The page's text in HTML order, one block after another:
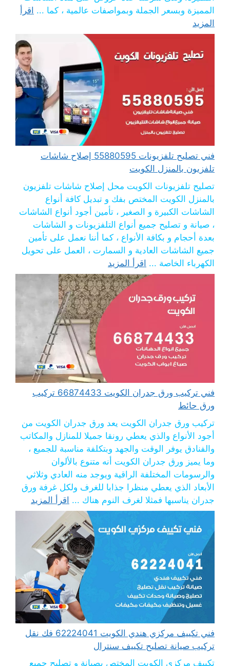
المميزة وبسعر الجملة وبمواصفات عالمية ، كما ... اقرأ
المزيد
فني تصليح تلفزيونات 55880595 إصلاح شاشات
تلفزيون بالمنزل الكويت
تصليح تلفزيونات الكويت محل إصلاح شاشات تلفزيون
بالمنزل الكويت المختص بفك و تبديل كافة أنواع
الشاشات الكبيرة و الصغير ، تأمين أجود أنواع الشاشات
، صيانة و تصليح جميع أنواع التلفزيونات و الشاشات
بعدة أحجام و بكافة الأنواع ، كما أننا نعمل على تأمين
جميع الشاشات العادية و السمارت ، العمل على تحويل
الكهرباء الخاصة ... اقرأ المزيد
فني تركيب ورق جدران الكويت 66874433 تركيب
ورق حائط
تركيب ورق جدران الكويت يعد ورق جدران الكويت من
أجود الأنواع والذي يعطي رونقا جميلا للمنازل والمكاتب
والفنادق يوفر الوقت والجهد وبتكلفة مناسبة للجميع ،
وما يميز ورق جدران الكويت أنه متنوع بالألوان
والرسومات المختلفة الراقية ويوجد منه العادي وثلاثي
الأبعاد الذي يعطي منظرا جذابا للغرف ولكل غرفة ورق
جدران يناسبها فمثلا لغرف النوم هناك ... اقرأ المزيد
فني تكييف مركزي هندي الكويت 62224041 فك نقل
تركيب صيانة تصليح تكييف سنترال
تكييف مركزي الكويت المختص بصيانة و تصليح جميع